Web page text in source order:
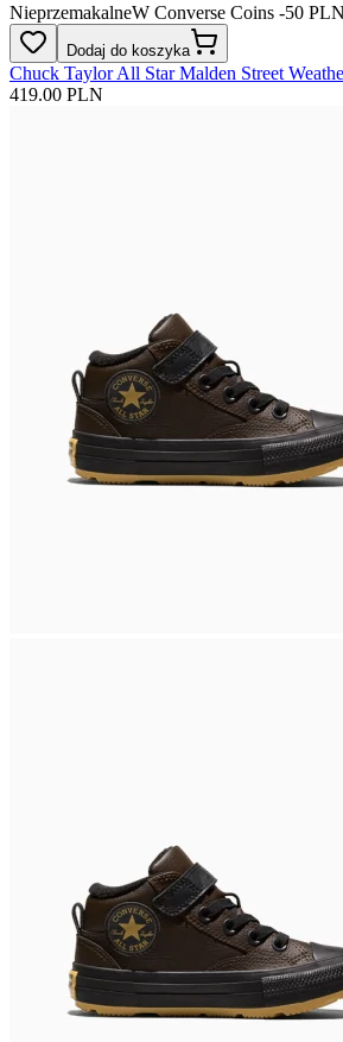
NieprzemakalneW Converse Coins -50 PLN
Dodaj do koszyka
Chuck Taylor All Star Malden Street
419.00 PLN